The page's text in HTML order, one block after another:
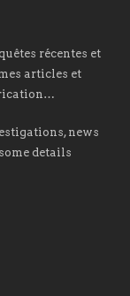
récentes et
articles et
news
details